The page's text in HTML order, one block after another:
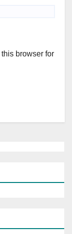
browser for